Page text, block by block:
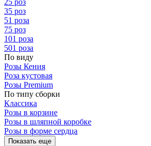
25 роз
35 роз
51 роза
75 роз
101 роза
501 роза
По виду
Розы Кения
Роза кустовая
Розы Premium
По типу сборки
Классика
Розы в корзине
Розы в шляпной коробке
Розы в форме сердца
Показать еще